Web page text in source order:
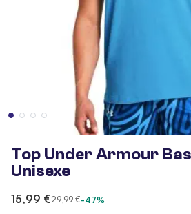
Top Under Armour
Unisexe
15,99 €29,99 €-47%